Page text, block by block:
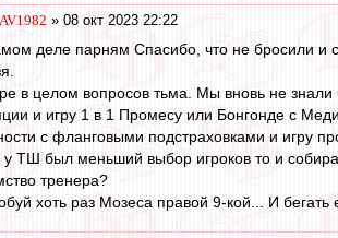
» 08 окт 2023 22:22
деле парням Спасибо, что не бросили и
в целом вопросов тьма. Мы вновь не
и игру 1 в 1 Промесу или Бонгонде с
с фланговыми подстраховками и игру
у ТШ был меньший выбор игроков то и
тренера?
хоть раз Мозеса правой 9-кой... И